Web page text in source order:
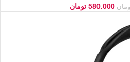
580.000 تومان